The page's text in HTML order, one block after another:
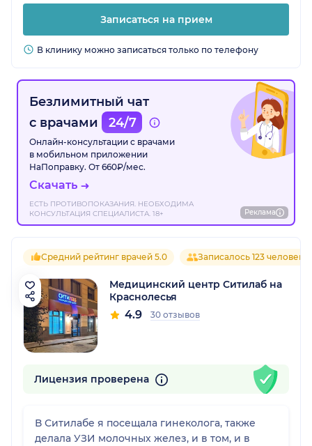
Записаться на прием
В клинику можно записаться только по телефону
Безлимитный чат
с врачами
24/7
Онлайн-консультации с врачами
в мобильном приложении
НаПоправку. От 660₽/мес.
Скачать
ЕСТЬ ПРОТИВОПОКАЗАНИЯ. НЕОБХОДИМА
КОНСУЛЬТАЦИЯ СПЕЦИАЛИСТА. 18+
Реклама
Средний рейтинг врачей 5.0 Записалось 123 человека
Медицинский центр Ситилаб на
Краснолесья
4.9 30 отзывов
Лицензия проверена
В Ситилабе я посещала гинеколога, также
делала УЗИ молочных желез, и в том, и в